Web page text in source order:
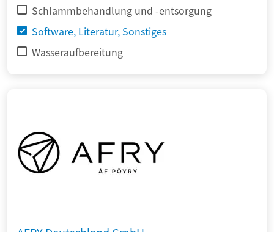
Schlammbehandlung und -entsorgung
Software, Literatur, Sonstiges
Wasseraufbereitung